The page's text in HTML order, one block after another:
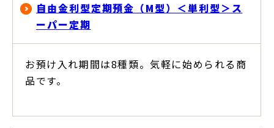
自由金利型定期預金（M型）＜単利型＞ス
ーパー定期
お預け入れ期間は8種類。気軽に始められる商
品です。